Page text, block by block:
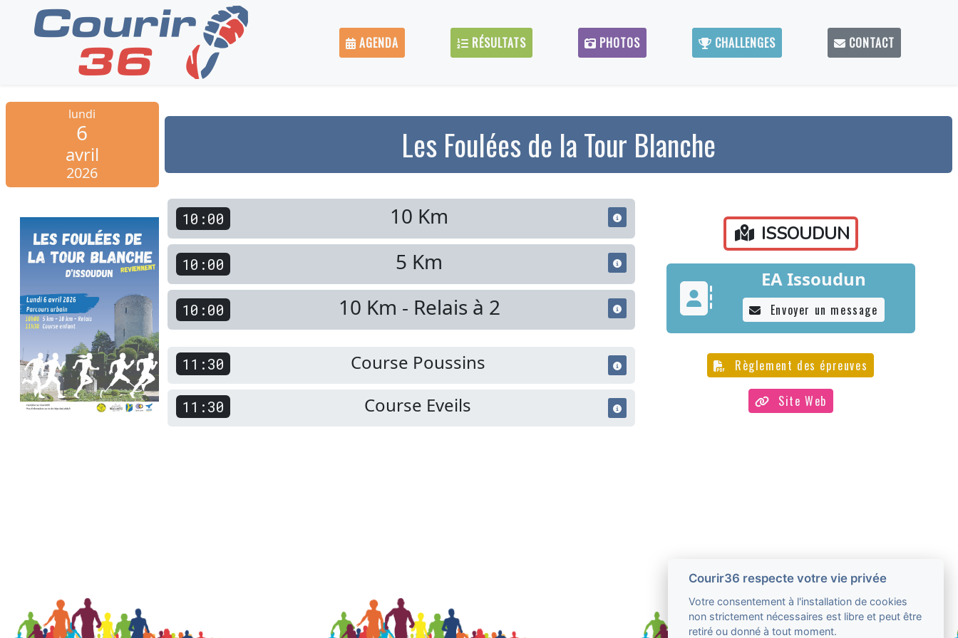
AGENDA RÉSULTATS PHOTOS CHALLENGES CONTACT
lundi
6
avril
2026
Les Foulées de la Tour Blanche
10 Km
10:00
5 Km
10:00
10 Km - Relais à 2
10:00
Course Poussins
11:30
Course Eveils
11:30
ISSOUDUN
EA Issoudun
Envoyer un message
Règlement des épreuves
Site Web
Courir36 respecte votre vie privée
Votre consentement à l'installation de cookies
non strictement nécessaires est libre et peut être
retiré ou donné à tout moment.